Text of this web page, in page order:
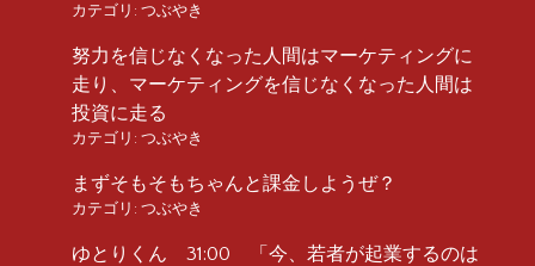
カテゴリ: つぶやき
努力を信じなくなった人間はマーケティングに
走り、マーケティングを信じなくなった人間は
投資に走る
カテゴリ: つぶやき
まずそもそもちゃんと課金しようぜ？
カテゴリ: つぶやき
ゆとりくん 31:00 「今、若者が起業するのは